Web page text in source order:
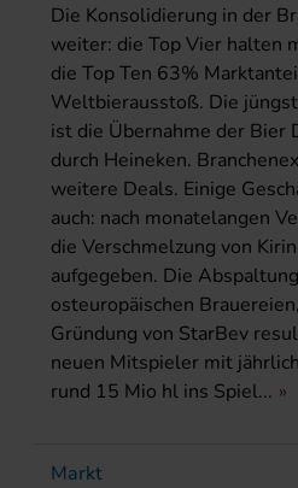
Die Konsolidierung in der
weiter: die Top Vier halten
die Top Ten 63%
Weltbierausstoß. Die
ist die Übernahme der Bier
durch Heineken.
weitere Deals. Einige
auch: nach monatelangen
die Verschmelzung von
aufgegeben. Die
osteuropäischen
Gründung von StarBev
neuen Mitspieler mit
rund 15 Mio hl ins Spiel...
Markt